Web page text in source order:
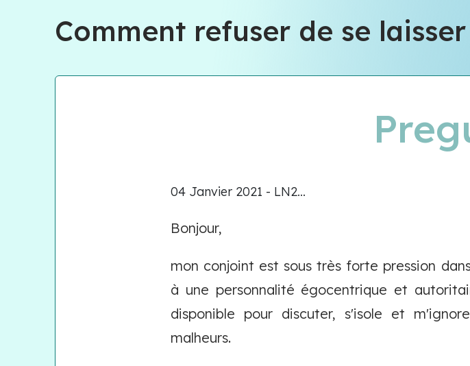
Comment refuser de se
04 Janvier 2021 - LN2...
Bonjour,
mon conjoint est sous très forte pression
à une personnalité égocentrique et
disponible pour discuter, s'isole et
malheurs.